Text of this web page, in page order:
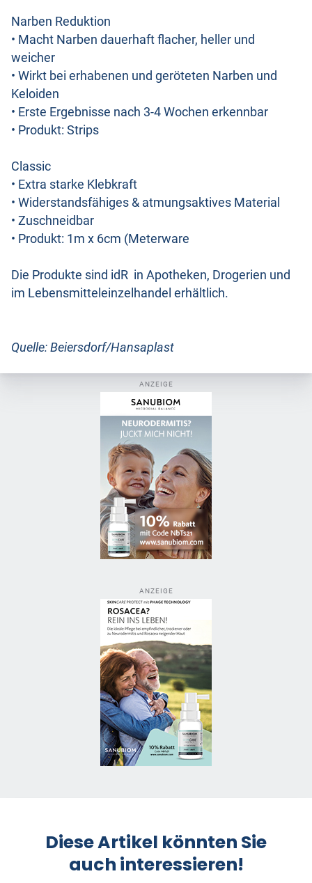
Narben Reduktion
• Macht Narben dauerhaft flacher, heller und
weicher
• Wirkt bei erhabenen und geröteten Narben und
Keloiden
• Erste Ergebnisse nach 3-4 Wochen erkennbar
• Produkt: Strips
Classic
• Extra starke Klebkraft
• Widerstandsfähiges & atmungsaktives Material
• Zuschneidbar
• Produkt: 1m x 6cm (Meterware
Die Produkte sind idR in Apotheken, Drogerien und
im Lebensmitteleinzelhandel erhältlich.
Quelle: Beiersdorf/Hansaplast
ANZEIGE
ANZEIGE
Diese Artikel könnten Sie
auch interessieren!